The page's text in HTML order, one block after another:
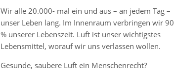
Wir alle 20.000- mal ein und aus – an jedem Tag –
unser Leben lang. Im Innenraum verbringen wir 90
% unserer Lebenszeit. Luft ist unser wichtigstes
Lebensmittel, worauf wir uns verlassen wollen.
Gesunde, saubere Luft ein Menschenrecht?